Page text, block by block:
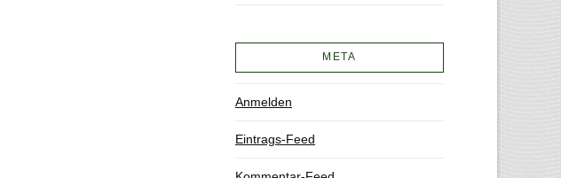
META
Anmelden
Eintrags-Feed